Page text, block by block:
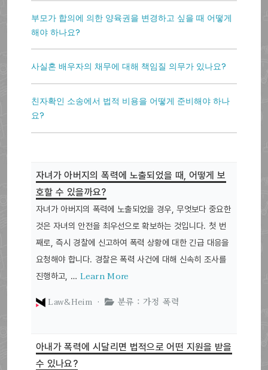
부모가 합의에 의한 양육권을 변경하고 싶을 때 어떻게
해야 하나요?
사실혼 배우자의 채무에 대해 책임질 의무가 있나요?
친자확인 소송에서 법적 비용을 어떻게 준비해야 하나
요?
자녀가 아버지의 폭력에 노출되었을 때, 어떻게 보
호할 수 있을까요?
자녀가 아버지의 폭력에 노출되었을 경우, 무엇보다 중요한
것은 자녀의 안전을 최우선으로 확보하는 것입니다. 첫 번
째로, 즉시 경찰에 신고하여 폭력 상황에 대한 긴급 대응을
요청해야 합니다. 경찰은 폭력 사건에 대해 신속히 조사를
진행하고, … Learn More
Law&Heim ·
분류 : 가정 폭력
아내가 폭력에 시달리면 법적으로 어떤 지원을 받을
수 있나요?